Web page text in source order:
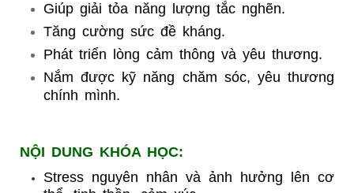
Giúp giải tỏa năng lượng tắc nghẽn.
Tăng cường sức đề kháng.
Phát triển lòng cảm thông và yêu thương.
Nắm được kỹ năng chăm sóc, yêu thương
chính mình.
NỘI DUNG KHÓA HỌC:
Stress nguyên nhân và ảnh hưởng lên cơ